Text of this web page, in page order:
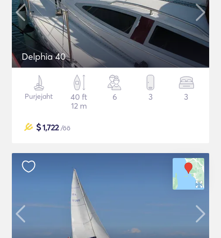
Delphia 40
Purjejaht
40 ft
12 m
6 3 3
$1,722/öö